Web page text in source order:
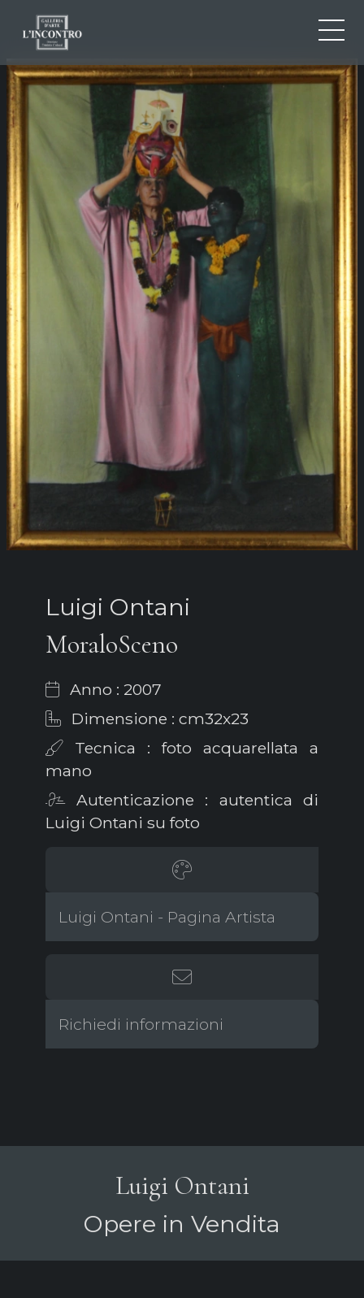
IT
CHI SIAMO
NEWS ED EVENTI
ARTISTI E OPERE
CONTATTI
Luigi Ontani
MoraloSceno
Anno : 2007
Dimensione : cm32x23
Tecnica : foto acquarellata a
mano
Autenticazione : autentica di
Luigi Ontani su foto
Luigi Ontani - Pagina Artista
Richiedi informazioni
Luigi Ontani
Opere in Vendita